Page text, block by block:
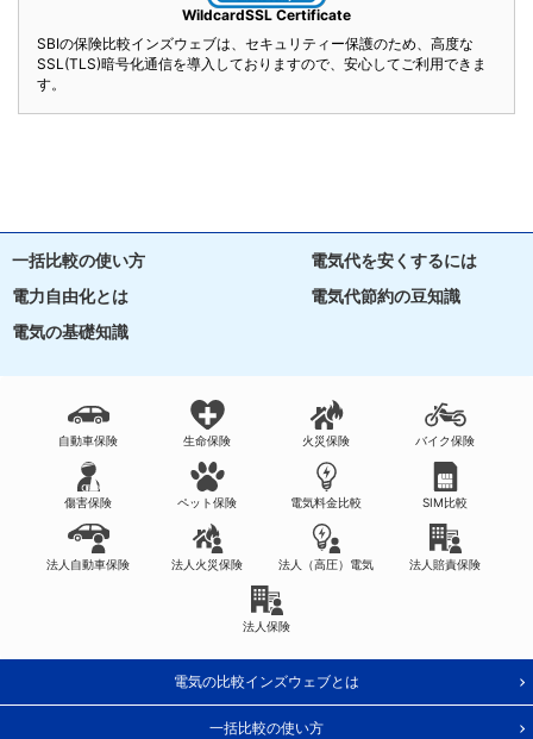
WildcardSSL Certificate
SBIの保険比較インズウェブは、セキュリティー保護のため、高度な
SSL(TLS)暗号化通信を導入しておりますので、安心してご利用できま
す。
一括比較の使い方
電気代を安くするには
電力自由化とは
電気代節約の豆知識
電気の基礎知識
自動車保険 生命保険 火災保険 バイク保険
傷害保険 ペット保険 電気料金比較 SIM比較
法人自動車保険 法人火災保険 法人（高圧）電気 法人賠責保険
法人保険
電気の比較インズウェブとは
一括比較の使い方